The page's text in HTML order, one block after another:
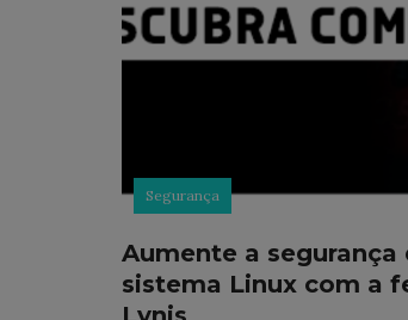
Segurança
Aumente a segurança
sistema Linux com a